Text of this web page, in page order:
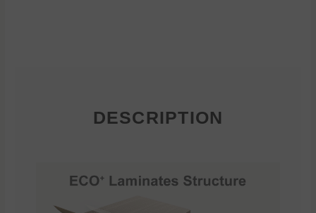
DESCRIPTION